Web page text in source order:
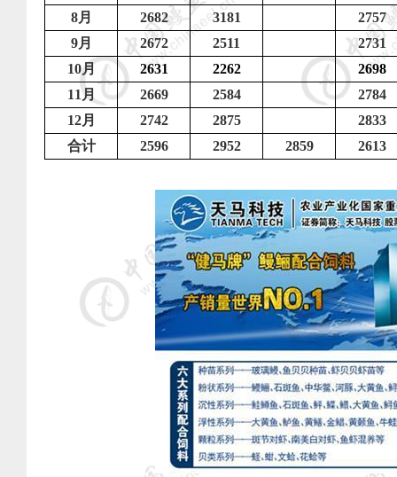
8月 2682 3181
2757
9月 2672 2511
2731
10月 2631 2262
2698
11月 2669 2584
2784
12月 2742 2875
2833
合计
2596 2952 2859 2613